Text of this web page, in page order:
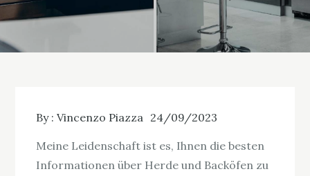
By :Vincenzo Piazza 24/09/2023
Meine Leidenschaft ist es, Ihnen die besten
Informationen über Herde und Backöfen zu